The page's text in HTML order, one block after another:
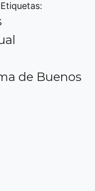
Etiquetas:
de Buenos